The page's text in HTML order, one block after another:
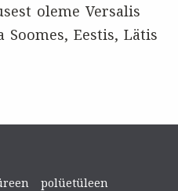
oleme Versalis
Soomes, Eestis, Lätis
polüetüleen